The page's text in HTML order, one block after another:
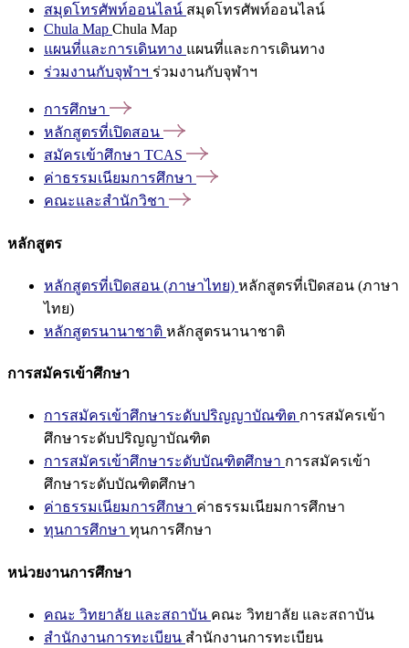
สมุดโทรศัพท์ออนไลน์ สมุดโทรศัพท์ออนไลน์
Chula Map Chula Map
แผนที่และการเดินทาง แผนที่และการเดินทาง
ร่วมงานกับจุฬาฯ ร่วมงานกับจุฬาฯ
การศึกษา
หลักสูตรที่เปิดสอน
สมัครเข้าศึกษา TCAS
ค่าธรรมเนียมการศึกษา
คณะและสำนักวิชา
หลักสูตร
หลักสูตรที่เปิดสอน (ภาษาไทย) หลักสูตรที่เปิดสอน (ภาษา
ไทย)
หลักสูตรนานาชาติ หลักสูตรนานาชาติ
การสมัครเข้าศึกษา
การสมัครเข้าศึกษาระดับปริญญาบัณฑิต การสมัครเข้า
ศึกษาระดับปริญญาบัณฑิต
การสมัครเข้าศึกษาระดับบัณฑิตศึกษา การสมัครเข้า
ศึกษาระดับบัณฑิตศึกษา
ค่าธรรมเนียมการศึกษา ค่าธรรมเนียมการศึกษา
ทุนการศึกษา ทุนการศึกษา
หน่วยงานการศึกษา
คณะ วิทยาลัย และสถาบัน คณะ วิทยาลัย และสถาบัน
สำนักงานการทะเบียน สำนักงานการทะเบียน